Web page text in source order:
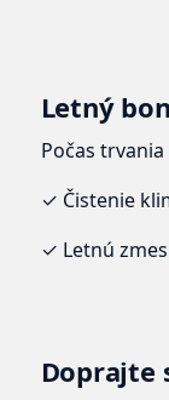
Letný
Počas
✓ Čistenie
✓ Letnú
Doprajte